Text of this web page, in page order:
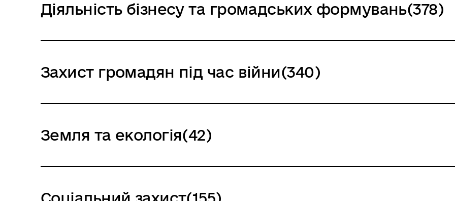
Діяльність бізнесу та громадських формувань(378)
Захист громадян під час війни(340)
Земля та екологія(42)